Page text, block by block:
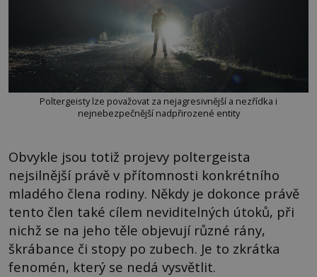
Poltergeisty lze považovat za nejagresivnější a nezřídka i
nejnebezpečnější nadpřirozené entity
Obvykle jsou totiž projevy poltergeista
nejsilnější právě v přítomnosti konkrétního
mladého člena rodiny. Někdy je dokonce právě
tento člen také cílem neviditelných útoků, při
nichž se na jeho těle objevují různé rány,
škrábance či stopy po zubech. Je to zkrátka
fenomén, který se nedá vysvětlit.